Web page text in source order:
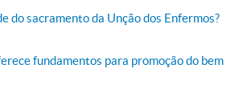
do sacramento da Unção dos Enfermos?
fundamentos para promoção do bem